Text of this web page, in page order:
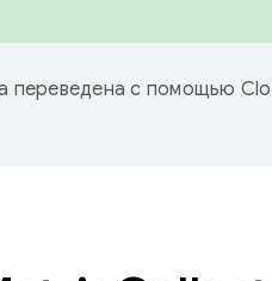
переведена с помощью